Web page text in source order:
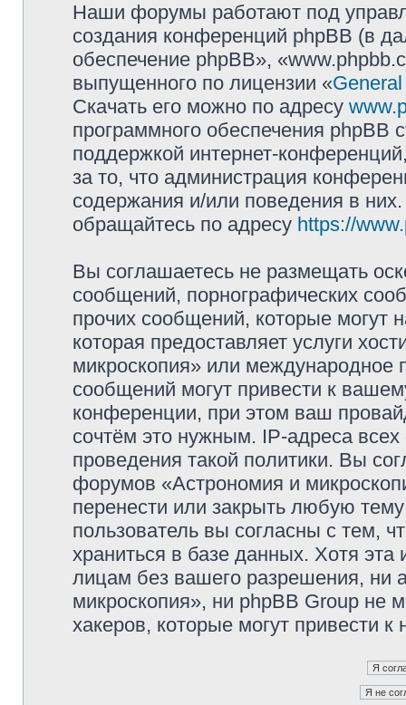
Наши форумы работают под
создания конференций phpBB (в
обеспечение phpBB»,
выпущенного по лицензии «
Скачать его можно по адресу
программного обеспечения phpBB
поддержкой интернет-
за то, что администрация
содержания и/или поведения в
обращайтесь по адресу https://
Вы соглашаетесь не размещать
сообщений, порнографических
прочих сообщений, которые могут
которая предоставляет услуги
микроскопия» или международное
сообщений могут привести к
конференции, при этом ваш
сочтём это нужным. IP-адреса
проведения такой политики. Вы
форумов «Астрономия и
перенести или закрыть любую
пользователь вы согласны с тем,
храниться в базе данных. Хотя
лицам без вашего разрешения, ни
микроскопия», ни phpBB Group не
хакеров, которые могут привести